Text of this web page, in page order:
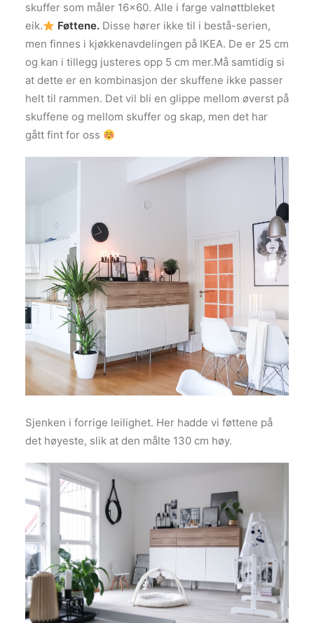
skuffer som måler 16×60. Alle i farge valnøttbleket
eik.
Føttene. Disse hører ikke til i bestå-serien,
men finnes i kjøkkenavdelingen på IKEA. De er 25 cm
og kan i tillegg justeres opp 5 cm mer.Må samtidig si
at dette er en kombinasjon der skuffene ikke passer
helt til rammen. Det vil bli en glippe mellom øverst på
skuffene og mellom skuffer og skap, men det har
gått fint for oss
Sjenken i forrige leilighet. Her hadde vi føttene på
det høyeste, slik at den målte 130 cm høy.